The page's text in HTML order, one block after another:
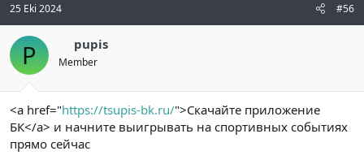
25 Eki 2024 #56
P pupis
Member
<a href="https://tsupis-bk.ru/">Скачайте приложение
БК</a> и начните выигрывать на спортивных событиях
прямо сейчас